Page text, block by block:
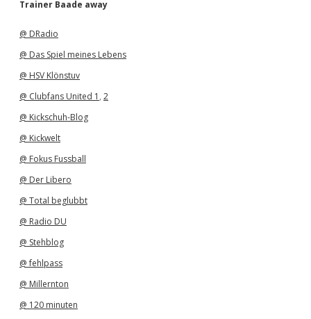
Trainer Baade away
@ DRadio
@ Das Spiel meines Lebens
@ HSV Klönstuv
@ Clubfans United 1 , 2
@ Kickschuh-Blog
@ Kickwelt
@ Fokus Fussball
@ Der Libero
@ Total beglubbt
@ Radio DU
@ Stehblog
@ fehlpass
@ Millernton
@ 120 minuten